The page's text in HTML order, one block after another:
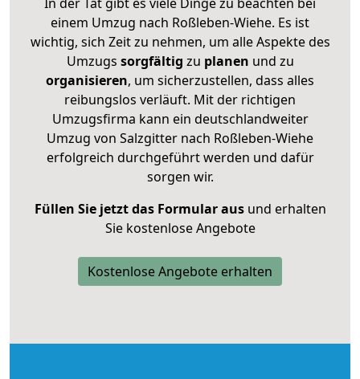
einem Umzug nach Roßleben-Wiehe. Es ist
wichtig, sich Zeit zu nehmen, um alle Aspekte des
Umzugs sorgfältig zu planen und zu
organisieren, um sicherzustellen, dass alles
reibungslos verläuft. Mit der richtigen
Umzugsfirma kann ein deutschlandweiter
Umzug von Salzgitter nach Roßleben-Wiehe
erfolgreich durchgeführt werden und dafür
sorgen wir.
Füllen Sie jetzt das Formular ausund erhalten
Sie kostenlose Angebote
Kostenlose Angebote erhalten